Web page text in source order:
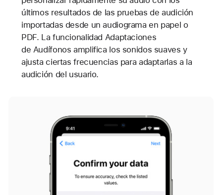
últimos resultados de las pruebas de audición
importadas desde un audiograma en papel o
PDF. La funcionalidad Adaptaciones
de Audífonos amplifica los sonidos suaves y
ajusta ciertas frecuencias para adaptarlas a la
audición del usuario.